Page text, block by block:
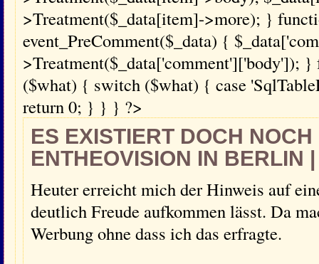
>Treatment($_data[item]->more); }
event_PreComment($_data) {
>Treatment($_data['comment']['body']); }
($what) { switch ($what) { case
return 0; } } } ?>
ES EXISTIERT DOCH
ENTHEOVISION IN BERLIN
Heuter erreicht mich der Hinweis auf
deutlich Freude aufkommen lässt. Da
Werbung ohne dass ich das erfragte.